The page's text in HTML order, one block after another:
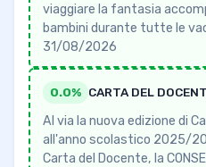
viaggiare la fantasia
bambini durante tutte le
31/08/2026
0.0% CARTA DEL
Al via la nuova edizione di
all'anno scolastico 2025/
Carta del Docente, la